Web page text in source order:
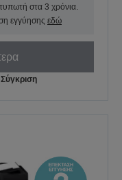
στα 3 χρόνια.
εγγύησης εδώ
Σύγκριση